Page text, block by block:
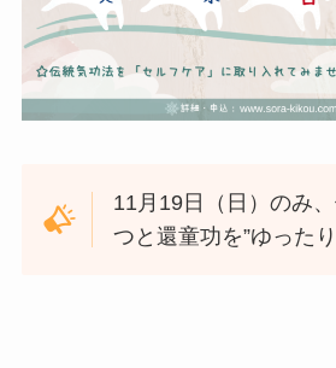
11月19日（日）のみ
つと還童功を”ゆった